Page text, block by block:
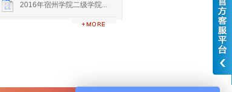
2016年宿州学院二级学院...